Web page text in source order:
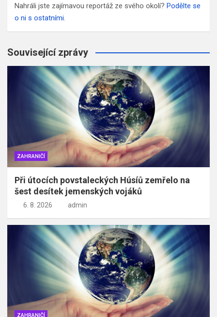
Nahráli jste zajímavou reportáž ze svého okolí? Podělte se
o ni s ostatními.
Související zprávy
ZAHRANIČÍ
Při útocích povstaleckých Húsíů zemřelo na
šest desítek jemenských vojáků
6. 8. 2026 admin
ZAHRANIČÍ